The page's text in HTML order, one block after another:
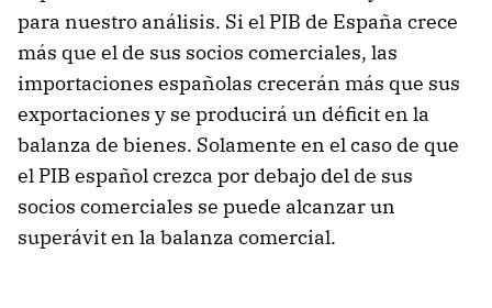
para nuestro análisis. Si el PIB de España crece
más que el de sus socios comerciales, las
importaciones españolas crecerán más que sus
exportaciones y se producirá un déficit en la
balanza de bienes. Solamente en el caso de que
el PIB español crezca por debajo del de sus
socios comerciales se puede alcanzar un
superávit en la balanza comercial.